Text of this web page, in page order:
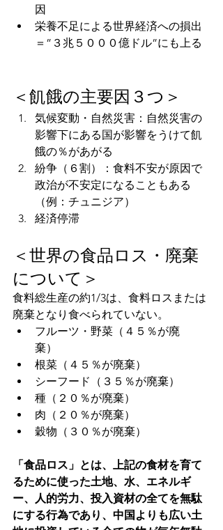
因
栄養不足による世界経済への損出
＝”３兆５０００億ドル”にも上る
＜飢餓の主要因３つ＞
気候変動・自然災害：自然災害の
影響下にある国が影響をうけて飢
餓の％があがる
紛争（６割）：食料不安が原因で
政治が不安定になることもある
（例：チュニジア）
経済停滞
＜世界の食品ロス・廃棄
について＞
食料総生産の約1/3は、食料ロスまたは
廃棄となり食べられていない。
フルーツ・野菜（４５％が廃
棄）
根菜（４５％が廃棄）
シーフード（３５％が廃棄）
種（２０％が廃棄）
肉（２０％が廃棄）
穀物（３０％が廃棄）
「食品ロス」とは、上記の食材を育て
るために使った土地、水、エネルギ
ー、人的労力、投入資材の全てを無駄
にする行為であり、中国よりも広い土